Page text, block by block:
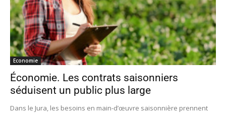
Economie
Économie. Les contrats saisonniers
séduisent un public plus large
Dans le Jura, les besoins en main-d’œuvre saisonnière prennent